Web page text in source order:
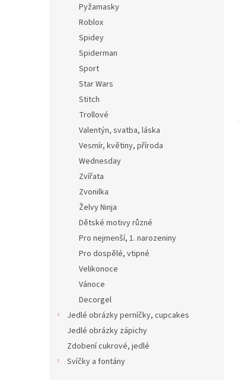
Pyžamasky
Roblox
Spidey
Spiderman
Sport
Star Wars
Stitch
Trollové
Valentýn, svatba, láska
Vesmír, květiny, příroda
Wednesday
Zvířata
Zvonilka
Želvy Ninja
Dětské motivy různé
Pro nejmenší, 1. narozeniny
Pro dospělé, vtipné
Velikonoce
Vánoce
Decorgel
Jedlé obrázky perníčky, cupcakes
Jedlé obrázky zápichy
Zdobení cukrové, jedlé
Svíčky a fontány